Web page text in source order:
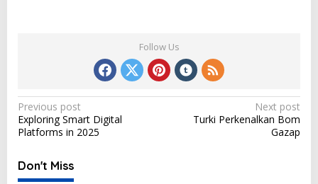
Follow Us
P
o
t
Previous post
Exploring Smart Digital
Platforms in 2025
Next post
Turki Perkenalkan Bom
Gazap
Don't Miss